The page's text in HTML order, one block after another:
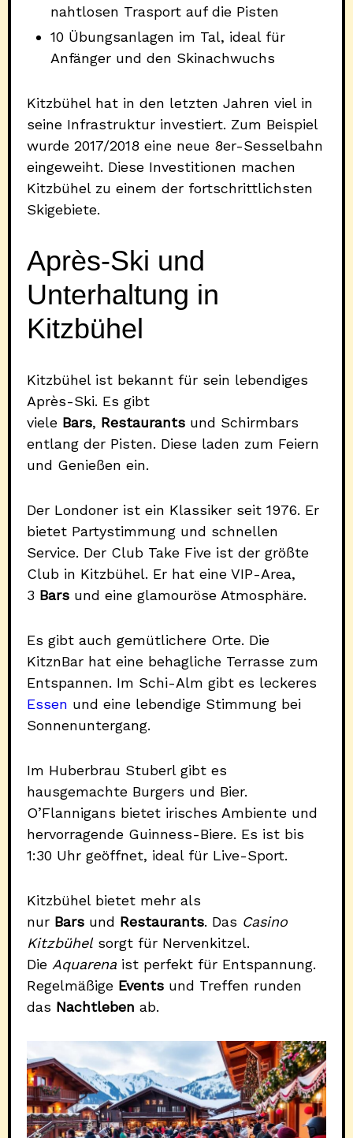
nahtlosen Trasport auf die Pisten
10 Übungsanlagen im Tal, ideal für
Anfänger und den Skinachwuchs
Kitzbühel hat in den letzten Jahren viel in
seine Infrastruktur investiert. Zum Beispiel
wurde 2017/2018 eine neue 8er-Sesselbahn
eingeweiht. Diese Investitionen machen
Kitzbühel zu einem der fortschrittlichsten
Skigebiete.
Après-Ski und
Unterhaltung in
Kitzbühel
Kitzbühel ist bekannt für sein lebendiges
Après-Ski. Es gibt
viele Bars, Restaurants und Schirmbars
entlang der Pisten. Diese laden zum Feiern
und Genießen ein.
Der Londoner ist ein Klassiker seit 1976. Er
bietet Partystimmung und schnellen
Service. Der Club Take Five ist der größte
Club in Kitzbühel. Er hat eine VIP-Area,
3 Bars und eine glamouröse Atmosphäre.
Es gibt auch gemütlichere Orte. Die
KitznBar hat eine behagliche Terrasse zum
Entspannen. Im Schi-Alm gibt es leckeres
Essen und eine lebendige Stimmung bei
Sonnenuntergang.
Im Huberbrau Stuberl gibt es
hausgemachte Burgers und Bier.
O’Flannigans bietet irisches Ambiente und
hervorragende Guinness-Biere. Es ist bis
1:30 Uhr geöffnet, ideal für Live-Sport.
Kitzbühel bietet mehr als
nur Bars und Restaurants. Das Casino
Kitzbühelsorgt für Nervenkitzel.
Die Aquarena ist perfekt für Entspannung.
Regelmäßige Events und Treffen runden
das Nachtleben ab.